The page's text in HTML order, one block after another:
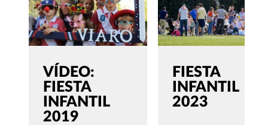
VÍDEO:
FIESTA
INFANTIL
2019
FIESTA
INFANTIL
2023